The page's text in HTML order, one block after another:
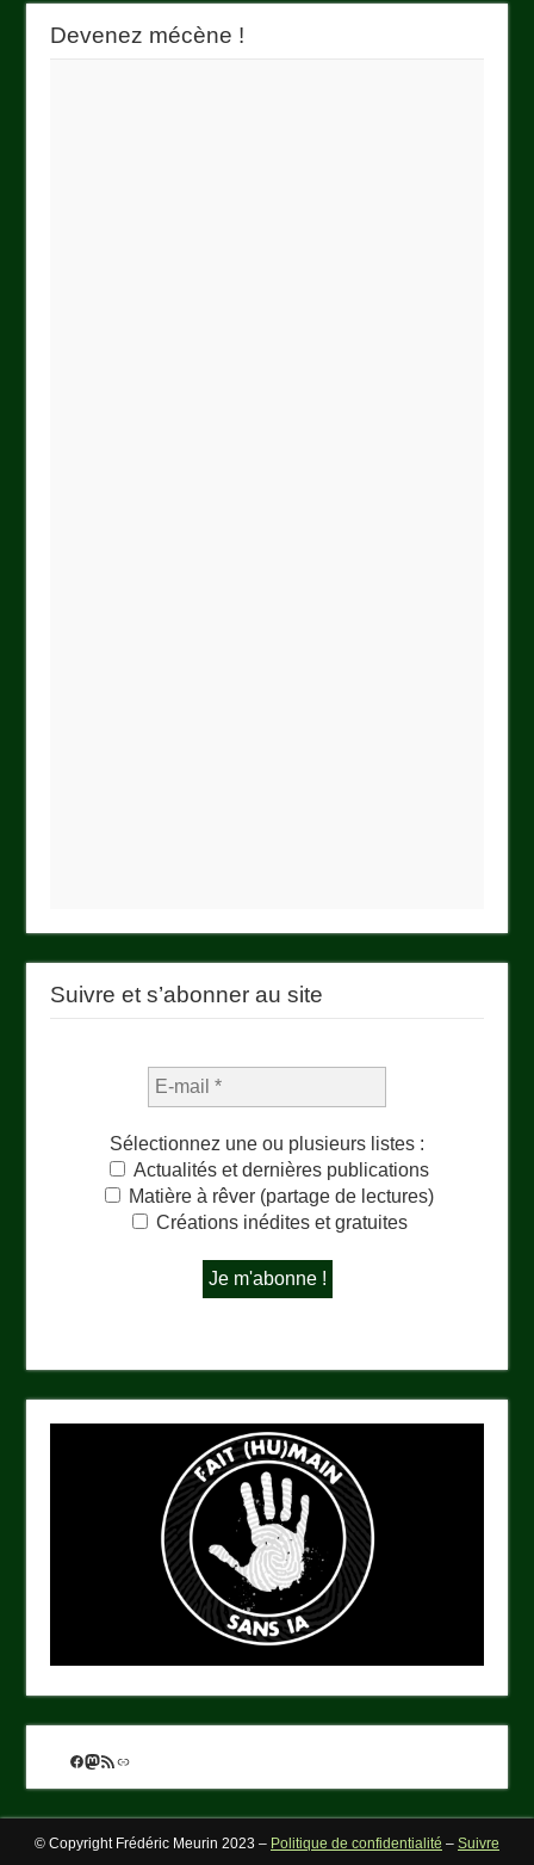
Devenez mécène !
Suivre et s’abonner au site
Sélectionnez une ou plusieurs listes :
Actualités et dernières publications
Matière à rêver (partage de lectures)
Créations inédites et gratuites
Facebook
Mastodon
Flux RSS
Lien
© Copyright Frédéric Meurin 2023 – Politique de confidentialité – Suivre